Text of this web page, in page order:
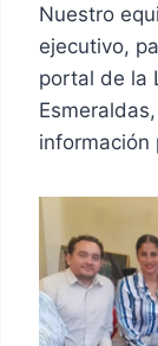
Nuestro
ejecutivo,
portal de la
información